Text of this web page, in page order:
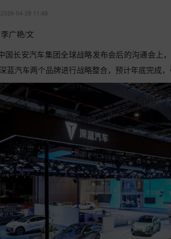
2026-04-28 11:48
广艳/文
国长安汽车集团全球战略发布会后的沟通会上
蓝汽车两个品牌进行战略整合，预计年底完成，